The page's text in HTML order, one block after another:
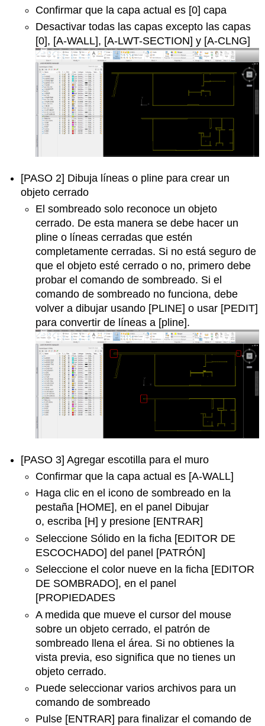
Confirmar que la capa actual es [0] capa
Desactivar todas las capas excepto las capas
[0], [A-WALL], [A-LWT-SECTION] y [A-CLNG]
[PASO 2] Dibuja líneas o pline para crear un
objeto cerrado
El sombreado solo reconoce un objeto
cerrado. De esta manera se debe hacer un
pline o líneas cerradas que estén
completamente cerradas. Si no está seguro de
que el objeto esté cerrado o no, primero debe
probar el comando de sombreado. Si el
comando de sombreado no funciona, debe
volver a dibujar usando [PLINE] o usar [PEDIT]
para convertir de líneas a [pline].
[PASO 3] Agregar escotilla para el muro
Confirmar que la capa actual es [A-WALL]
Haga clic en el icono de sombreado en la
pestaña [HOME], en el panel Dibujar
o, escriba [H] y presione [ENTRAR]
Seleccione Sólido en la ficha [EDITOR DE
ESCOCHADO] del panel [PATRÓN]
Seleccione el color nueve en la ficha [EDITOR
DE SOMBRADO], en el panel
[PROPIEDADES
A medida que mueve el cursor del mouse
sobre un objeto cerrado, el patrón de
sombreado llena el área. Si no obtienes la
vista previa, eso significa que no tienes un
objeto cerrado.
Puede seleccionar varios archivos para un
comando de sombreado
Pulse [ENTRAR] para finalizar el comando de